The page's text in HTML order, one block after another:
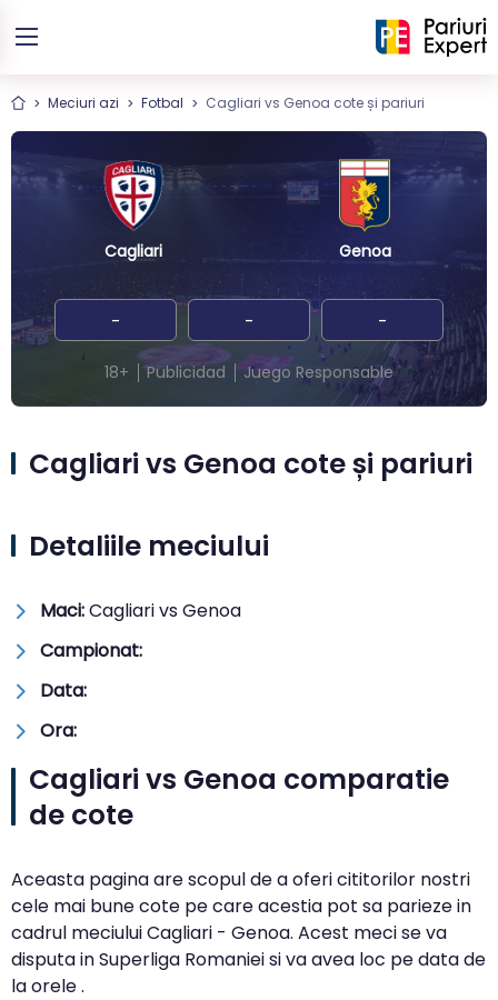
Meciuri azi Fotbal Cagliari vs Genoa cote și pariuri
Cagliari Genoa
- - -
18+ Publicidad Juego Responsable
Cagliari vs Genoa cote și pariuri
Detaliile meciului
Maci:Cagliari vs Genoa
Campionat:
Data:
Ora:
Cagliari vs Genoa comparatie
de cote
Aceasta pagina are scopul de a oferi cititorilor nostri
cele mai bune cote pe care acestia pot sa parieze in
cadrul meciului Cagliari - Genoa. Acest meci se va
disputa in Superliga Romaniei si va avea loc pe data de
la orele .